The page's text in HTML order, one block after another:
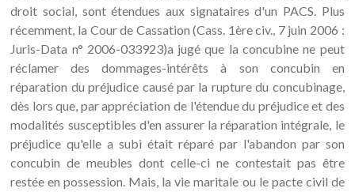
droit social, sont étendues aux signataires d'un PACS. Plus
récemment, la Cour de Cassation (Cass. 1ère civ., 7 juin 2006 :
Juris-Data n° 2006-033923)a jugé que la concubine ne peut
réclamer des dommages-intérêts à son concubin en
réparation du préjudice causé par la rupture du concubinage,
dès lors que, par appréciation de l'étendue du préjudice et des
modalités susceptibles d'en assurer la réparation intégrale, le
préjudice qu'elle a subi était réparé par l'abandon par son
concubin de meubles dont celle-ci ne contestait pas être
restée en possession. Mais, la vie maritale ou le pacte civil de